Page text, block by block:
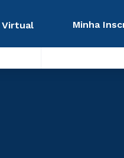
Virtual Minha